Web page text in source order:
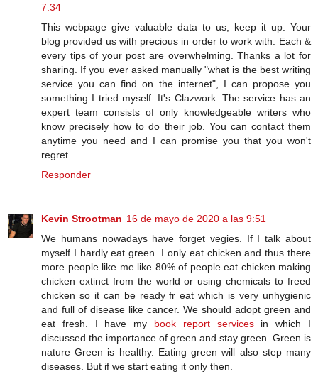
7:34
This webpage give valuable data to us, keep it up. Your
blog provided us with precious in order to work with. Each &
every tips of your post are overwhelming. Thanks a lot for
sharing. If you ever asked manually "what is the best writing
service you can find on the internet", I can propose you
something I tried myself. It's Clazwork. The service has an
expert team consists of only knowledgeable writers who
know precisely how to do their job. You can contact them
anytime you need and I can promise you that you won't
regret.
Responder
Kevin Strootman 16 de mayo de 2020 a las 9:51
We humans nowadays have forget vegies. If I talk about
myself I hardly eat green. I only eat chicken and thus there
more people like me like 80% of people eat chicken making
chicken extinct from the world or using chemicals to freed
chicken so it can be ready fr eat which is very unhygienic
and full of disease like cancer. We should adopt green and
eat fresh. I have my book report servicesin which I
discussed the importance of green and stay green. Green is
nature Green is healthy. Eating green will also step many
diseases. But if we start eating it only then.